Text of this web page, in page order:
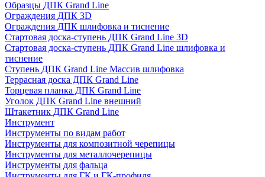
Образцы ДПК Grand Line
Ограждения ДПК 3D
Ограждения ДПК шлифовка и тиснение
Стартовая доска-ступень ДПК Grand Line 3D
Стартовая доска-ступень ДПК Grand Line шлифовка и
тиснение
Ступень ДПК Grand Line Массив шлифовка
Террасная доска ДПК Grand Line
Торцевая планка ДПК Grand Line
Уголок ДПК Grand Line внешний
Штакетник ДПК Grand Line
Инструмент
Инструменты по видам работ
Инструменты для композитной черепицы
Инструменты для металлочерепицы
Инструменты для фальца